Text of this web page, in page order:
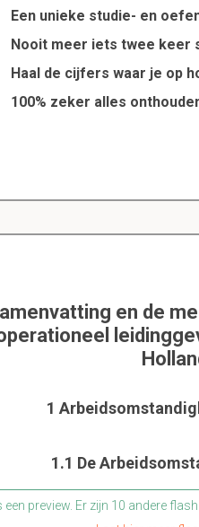
Een unieke studie- en
Nooit meer iets twee keer
Haal de cijfers waar je op
100% zeker alles
en de
1
1.1 De
een preview. Er zijn 10 andere